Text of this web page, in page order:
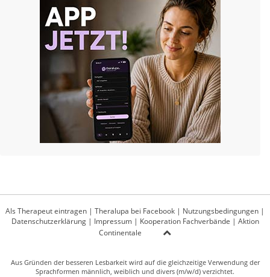
Als Therapeut eintragen | Theralupa bei Facebook | Nutzungsbedingungen |
Datenschutzerklärung| Impressum| Kooperation Fachverbände | Aktion
Continentale
Aus Gründen der besseren Lesbarkeit wird auf die gleichzeitige Verwendung der
Sprachformen männlich, weiblich und divers (m/w/d) verzichtet.